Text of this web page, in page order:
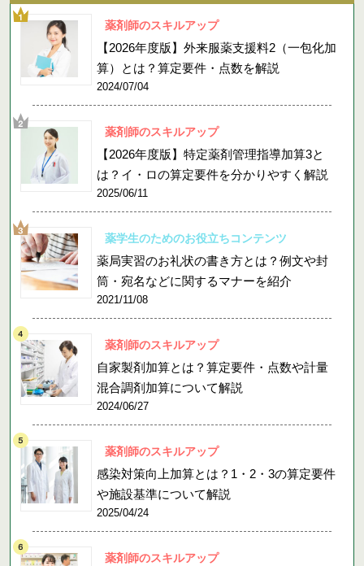
薬剤師のスキルアップ
【2026年度版】外来服薬支援料2（一包化加
算）とは？算定要件・点数を解説
2024/07/04
薬剤師のスキルアップ
【2026年度版】特定薬剤管理指導加算3と
は？イ・ロの算定要件を分かりやすく解説
2025/06/11
薬学生のためのお役立ちコンテンツ
薬局実習のお礼状の書き方とは？例文や封
筒・宛名などに関するマナーを紹介
2021/11/08
薬剤師のスキルアップ
自家製剤加算とは？算定要件・点数や計量
混合調剤加算について解説
2024/06/27
薬剤師のスキルアップ
感染対策向上加算とは？1・2・3の算定要件
や施設基準について解説
2025/04/24
薬剤師のスキルアップ